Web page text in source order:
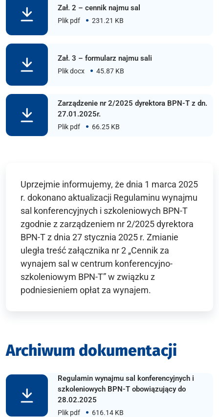
Zał. 2 – cennik najmu sal
Plik pdf 231.21 KB
Zał. 3 – formularz najmu sali
Plik docx 45.87 KB
Zarządzenie nr 2/2025 dyrektora BPN-T z dn.
27.01.2025r.
Plik pdf 66.25 KB
Uprzejmie informujemy, że dnia 1 marca 2025
r. dokonano aktualizacji Regulaminu wynajmu
sal konferencyjnych i szkoleniowych BPN-T
zgodnie z zarządzeniem nr 2/2025 dyrektora
BPN-T z dnia 27 stycznia 2025 r. Zmianie
uległa treść załącznika nr 2 „Cennik za
wynajem sal w centrum konferencyjno-
szkoleniowym BPN-T” w związku z
podniesieniem opłat za wynajem.
Archiwum dokumentacji
Regulamin wynajmu sal konferencyjnych i
szkoleniowych BPN-T obowiązujący do
28.02.2025
Plik pdf 616.14 KB